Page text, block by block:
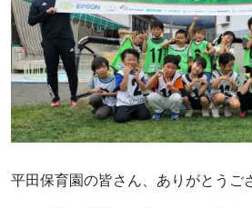
平田保育園の皆さん、ありがとうご